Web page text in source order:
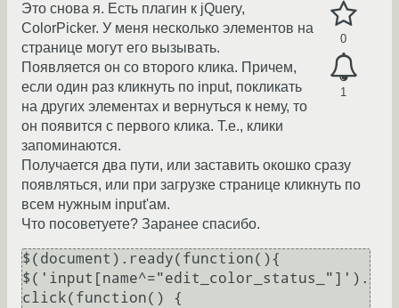
0
1
Это снова я. Есть плагин к jQuery,
ColorPicker. У меня несколько элементов на
странице могут его вызывать.
Появляется он со второго клика. Причем,
если один раз кликнуть по input, покликать
на других элементах и вернуться к нему, то
он появится с первого клика. Т.е., клики
запоминаются.
Получается два пути, или заставить окошко сразу
появляться, или при загрузке странице кликнуть по
всем нужным input'ам.
Что посоветуете? Заранее спасибо.
$(document).ready(function(){
$('input[name^="edit_color_status_"]').
click(function() {